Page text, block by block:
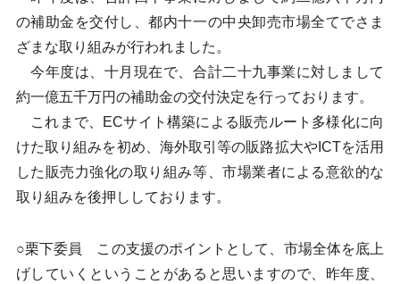
の補助金を交付し、都内十一の中央卸売市場全てでさま
ざまな取り組みが行われました。
今年度は、十月現在で、合計二十九事業に対しまして
約一億五千万円の補助金の交付決定を行っております。
これまで、ECサイト構築による販売ルート多様化に向
けた取り組みを初め、海外取引等の販路拡大やICTを活用
した販売力強化の取り組み等、市場業者による意欲的な
取り組みを後押ししております。
○栗下委員 この支援のポイントとして、市場全体を底上
げしていくということがあると思いますので、昨年度、